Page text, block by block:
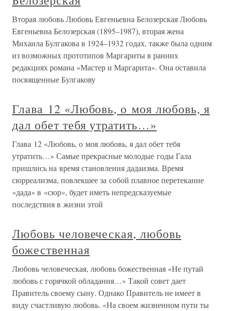
Вторая любовь Любовь Евгеньевна Белозерская Любовь
Евгеньевна Белозерская (1895–1987), вторая жена
Михаила Булгакова в 1924–1932 годах, также была одним
из возможных прототипов Маргариты в ранних
редакциях романа «Мастер и Маргарита». Она оставила
посвященные Булгакову
Глава 12 «Любовь, о моя любовь, я
дал обет тебя утратить…»
Глава 12 «Любовь, о моя любовь, я дал обет тебя
утратить…» Самые прекрасные молодые годы Гала
пришлись на время становления дадаизма. Время
сюрреализма, повлекшее за собой плавное перетекание
«дада» в «сюр», будет иметь непредсказуемые
последствия в жизни этой
Любовь человеческая, любовь
божественная
Любовь человеческая, любовь божественная «Не путай
любовь с горячкой обладания…» Такой совет дает
Правитель своему сыну. Однако Правитель не имеет в
виду счастливую любовь. «На своем жизненном пути ты